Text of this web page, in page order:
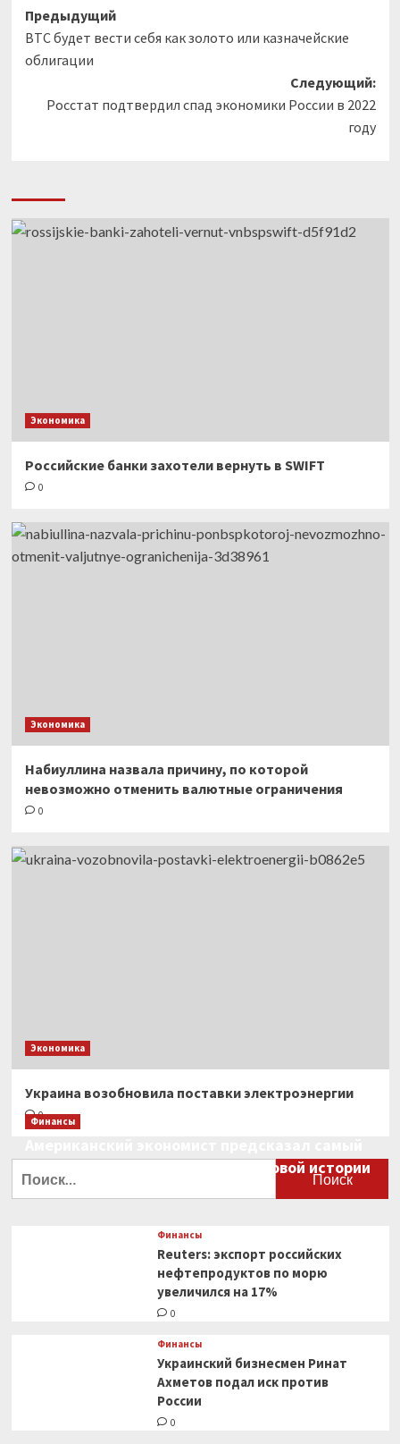
Навигация
записи
Предыдущий
BTC будет вести себя как золото или казначейские
облигации
Следующий:
Росстат подтвердил спад экономики России в 2022
году
Экономика
Российские банки захотели вернуть в SWIFT
0
Экономика
Набиуллина назвала причину, по которой
невозможно отменить валютные ограничения
0
Экономика
Украина возобновила поставки электроэнергии
0
Финансы
большой финансовый крах в мировой истории
Финансы
Reuters: экспорт российских
нефтепродуктов по морю
увеличился на 17%
0
Финансы
Украинский бизнесмен Ринат
Ахметов подал иск против
России
0